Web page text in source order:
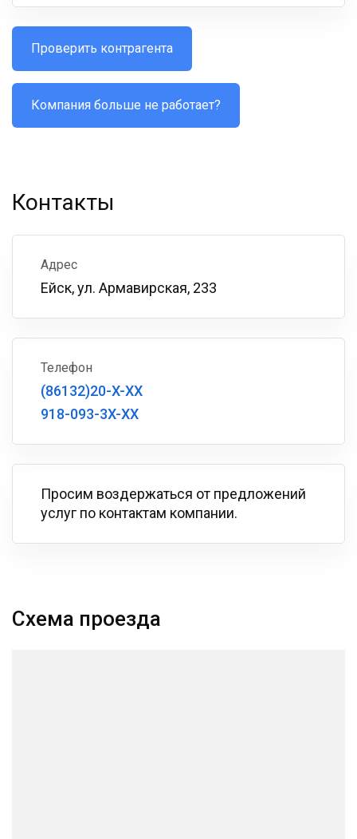
Проверить контрагента
Компания больше не работает?
Контакты
Адрес
Ейск, ул. Армавирская, 233
Телефон
(86132)20-X-XX
918-093-3X-XX
Просим воздержаться от предложений
услуг по контактам компании.
Схема проезда